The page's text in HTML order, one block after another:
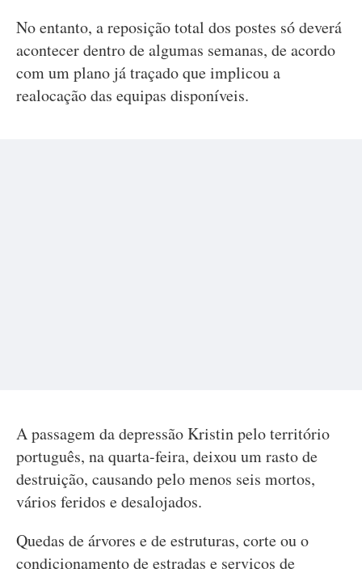
No entanto, a reposição total dos postes só deverá
acontecer dentro de algumas semanas, de acordo
com um plano já traçado que implicou a
realocação das equipas disponíveis.
A passagem da depressão Kristin pelo território
português, na quarta-feira, deixou um rasto de
destruição, causando pelo menos seis mortos,
vários feridos e desalojados.
Quedas de árvores e de estruturas, corte ou o
condicionamento de estradas e serviços de